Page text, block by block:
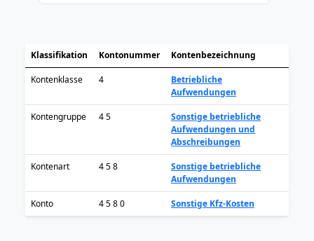
Klassifikation Kontonummer Kontenbezeichnung
Kontenklasse 4
Betriebliche
Aufwendungen
Kontengruppe 4 5
Sonstige betriebliche
Aufwendungen und
Abschreibungen
Kontenart 4 5 8
Sonstige betriebliche
Aufwendungen
Konto 4 5 8 0 Sonstige Kfz-Kosten